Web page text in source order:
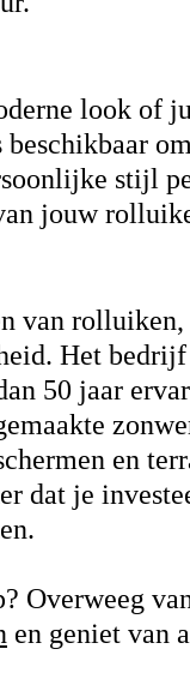
look of
stijl
jouw
van
Het
50 jaar
en
dat je
Overweeg
en geniet van